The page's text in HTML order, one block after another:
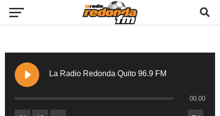
La Radio Redonda Quito 96.9 FM
00:00